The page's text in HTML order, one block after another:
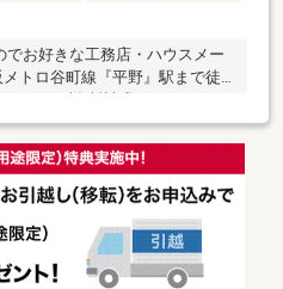
お好きな工務店・ハウスメー
トロ谷町線『平野』駅まで徒
プ！〇「ご見学予約」は 赤
〇「今すぐ見学したい」「詳細
ク】をタップ！ 物件名をお